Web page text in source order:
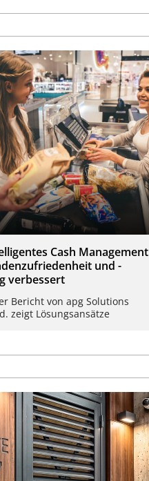
Cash Management
und -
verbessert
Bericht von apg Solutions
zeigt Lösungsansätze